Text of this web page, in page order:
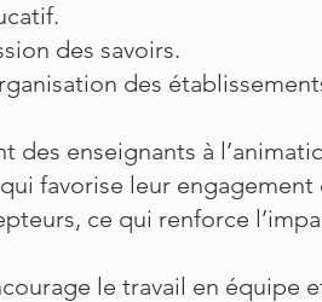
des savoirs.
des
des enseignants à
favorise leur
ce qui renforce
le travail en équipe